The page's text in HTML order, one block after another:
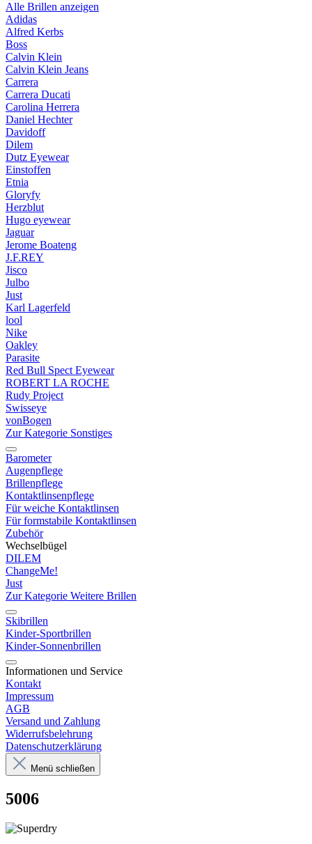
Alle Brillen anzeigen
Adidas
Alfred Kerbs
Boss
Calvin Klein
Calvin Klein Jeans
Carrera
Carrera Ducati
Carolina Herrera
Daniel Hechter
Davidoff
Dilem
Dutz Eyewear
Einstoffen
Etnia
Gloryfy
Herzblut
Hugo eyewear
Jaguar
Jerome Boateng
J.F.REY
Jisco
Julbo
Just
Karl Lagerfeld
lool
Nike
Oakley
Parasite
Red Bull Spect Eyewear
ROBERT LA ROCHE
Rudy Project
Swisseye
vonBogen
Zur Kategorie Sonstiges
Barometer
Augenpflege
Brillenpflege
Kontaktlinsenpflege
Für weiche Kontaktlinsen
Für formstabile Kontaktlinsen
Zubehör
Wechselbügel
DILEM
ChangeMe!
Just
Zur Kategorie Weitere Brillen
Skibrillen
Kinder-Sportbrillen
Kinder-Sonnenbrillen
Informationen und Service
Kontakt
Impressum
AGB
Versand und Zahlung
Widerrufsbelehrung
Datenschutzerklärung
Menü schließen
5006